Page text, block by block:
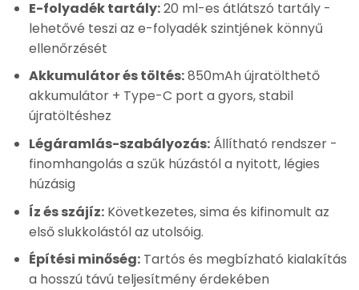
E-folyadék tartály:20 ml-es átlátszó tartály -
lehetővé teszi az e-folyadék szintjének könnyű
ellenőrzését
Akkumulátor és töltés:850mAh újratölthető
akkumulátor + Type-C port a gyors, stabil
újratöltéshez
Légáramlás-szabályozás:Állítható rendszer -
finomhangolás a szűk húzástól a nyitott, légies
húzásig
Íz és szájíz:Következetes, sima és kifinomult az
első slukkolástól az utolsóig.
Építési minőség:Tartós és megbízható kialakítás
a hosszú távú teljesítmény érdekében